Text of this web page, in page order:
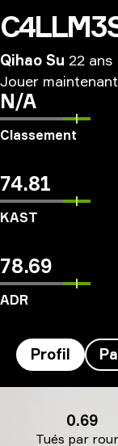
Qihao Su 22 ans
Jouer maintenant
N/A
Classement
74.81
KAST
78.69
ADR
Profil
Tués par
0.69